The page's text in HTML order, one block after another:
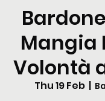
Mangia
Volontà
Thu 19 Feb
  |